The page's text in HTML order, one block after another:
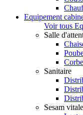
Equipement
Voir tous
Salle
Sanitaire
Sesam vitale